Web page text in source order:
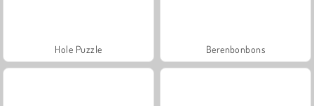
Hole Puzzle Berenbonbons